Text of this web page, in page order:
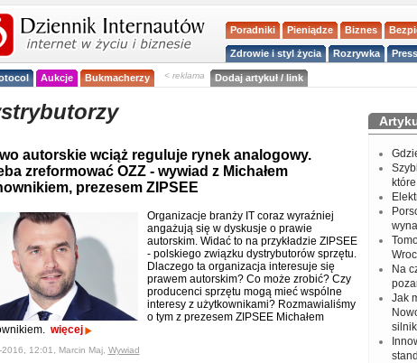
Poradniki Pieniądze Biznes
Zdrowie i styl życia Rozrywka
Aukcje Bukmacherzy < reklama Dodaj artykuł / link
autorskie wciąż reguluje rynek analogowy.
zreformować OZZ - wywiad z Michałem
prezesem ZIPSEE
Organizacje branży IT coraz wyraźniej
angażują się w dyskusje o prawie
autorskim. Widać to na przykładzie ZIPSEE
- polskiego związku dystrybutorów sprzętu.
Dlaczego ta organizacja interesuje się
prawem autorskim? Co może zrobić? Czy
producenci sprzętu mogą mieć wspólne
interesy z użytkownikami? Rozmawialiśmy
o tym z prezesem ZIPSEE Michałem
więcej
2016, 12:01, Marcin Maj, Wywiad
Na
Jak